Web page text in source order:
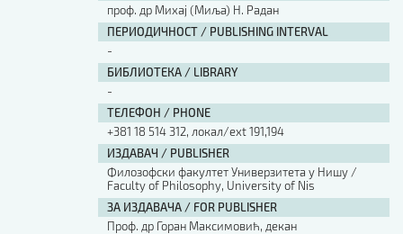
проф. др Михај (Миља) Н. Радан
ПЕРИОДИЧНОСТ / PUBLISHING INTERVAL
-
БИБЛИОТЕКА / LIBRARY
-
ТЕЛЕФОН / PHONE
+381 18 514 312, локал/ext 191,194
ИЗДАВАЧ / PUBLISHER
Филозофски факултет Универзитета у Нишу /
Faculty of Philosophy, University of Nis
ЗА ИЗДАВАЧА / FOR PUBLISHER
Проф. др Горан Максимовић, декан